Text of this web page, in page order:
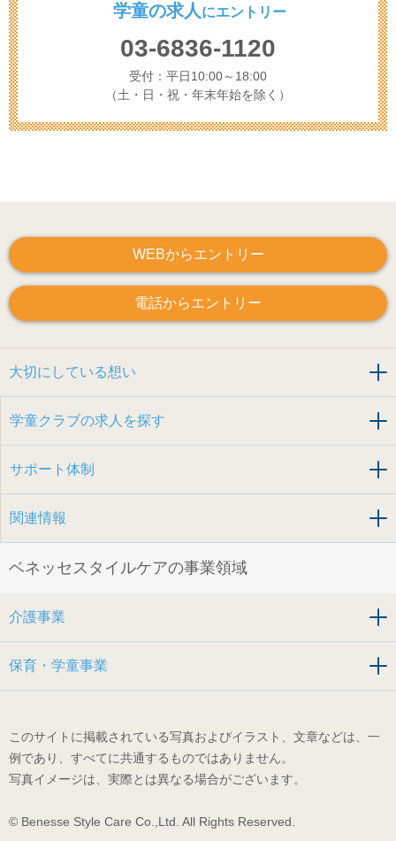
学童の求人 にエントリー
03-6836-1120
受付：平日10:00～18:00
（土・日・祝・年末年始を除く）
WEBからエントリー
電話からエントリー
大切にしている想い
学童クラブの求人を探す
サポート体制
関連情報
ベネッセスタイルケアの事業領域
介護事業
保育・学童事業
このサイトに掲載されている写真およびイラスト、文章などは、一
例であり、すべてに共通するものではありません。
写真イメージは、実際とは異なる場合がございます。
© Benesse Style Care Co.,Ltd. All Rights Reserved.